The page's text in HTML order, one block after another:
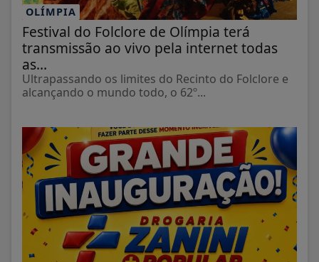
OLÍMPIA
Festival do Folclore de Olímpia terá
transmissão ao vivo pela internet todas
as...
Ultrapassando os limites do Recinto do Folclore e
alcançando o mundo todo, o 62º...